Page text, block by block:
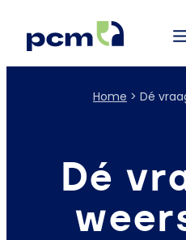
Home > Dé
Dé